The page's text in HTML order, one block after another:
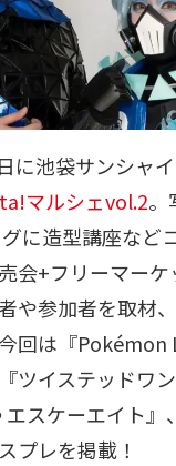
に池袋サンシャ
マルシェvol.2。
に造型講座など
会+フリーマーケ
や参加者を取材
回は『Pokémon
ツイステッドワ
スケーエイト』
プレを掲載！